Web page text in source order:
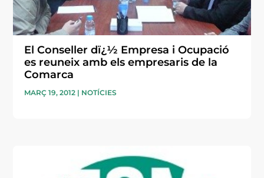
El Conseller dï¿½ Empresa i Ocupació
es reuneix amb els empresaris de la
Comarca
MARÇ 19, 2012 | NOTÍCIES